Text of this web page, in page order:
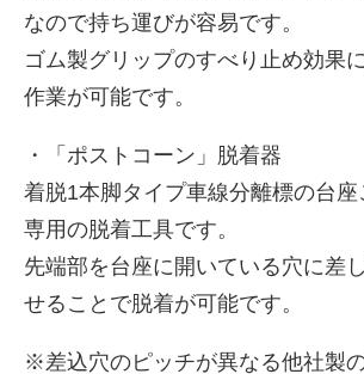
なので持ち運びが容易です。
ゴム製グリップのすべり止め効果
作業が可能です。
・「ポストコーン」脱着器
着脱1本脚タイプ車線分離標の台座
専用の脱着工具です。
先端部を台座に開いている穴に差
せることで脱着が可能です。
※差込穴のピッチが異なる他社製